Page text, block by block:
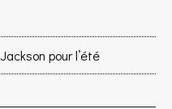
pour l’été